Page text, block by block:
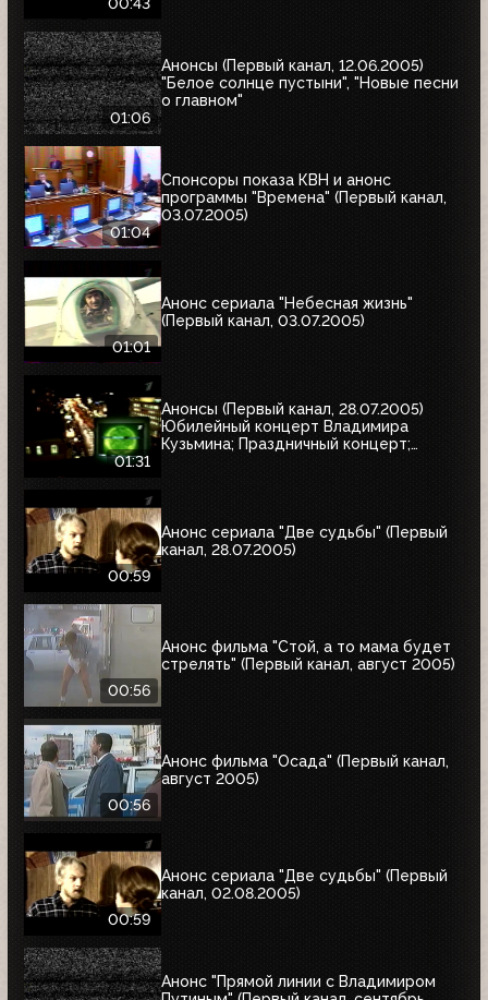
01:06
Анонсы (Первый канал, 12.06.2005)
"Белое солнце пустыни", "Новые песни
о главном"
01:04
Спонсоры показа КВН и анонс
программы "Времена" (Первый канал,
03.07.2005)
01:01
Анонс сериала "Небесная жизнь"
(Первый канал, 03.07.2005)
01:31
Анонсы (Первый канал, 28.07.2005)
Юбилейный концерт Владимира
Кузьмина; Праздничный концерт;
00:59
Анонс сериала "Две судьбы" (Первый
канал, 28.07.2005)
00:56
Анонс фильма "Стой, а то мама будет
стрелять" (Первый канал, август 2005)
00:56
Анонс фильма "Осада" (Первый канал,
август 2005)
00:59
Анонс сериала "Две судьбы" (Первый
канал, 02.08.2005)
Анонс "Прямой линии с Владимиром